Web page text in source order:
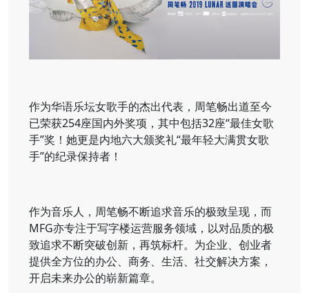
作为华语乐坛女歌手的杰出代表，周笔畅出道至今
已荣获254座国内外奖项，其中包括32座“最佳女歌
手”奖！她更是内地六大颁奖礼“最年轻大满贯女歌
手”的纪录保持者！
作为音乐人，周笔畅不断追求音乐的极致呈现，而
MFG亦专注于写字楼运营服务领域，以对品质的极
致追求不断突破创新，再筑标杆。为企业、创业者
提供全方位的办公、商务、生活、社交解决方案，
开启未来办公的崭新篇章。